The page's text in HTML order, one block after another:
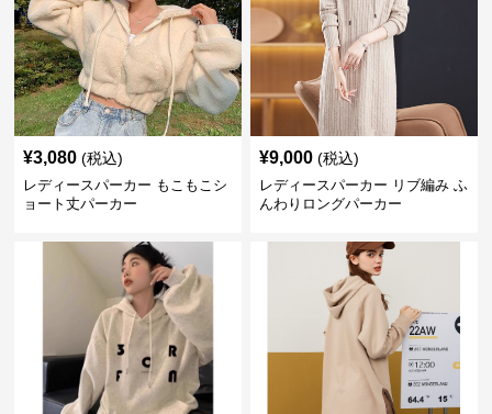
¥3,080 (税込)
レディースパーカー もこもこシ
ョート丈パーカー
¥9,000 (税込)
レディースパーカー リブ編み ふ
んわりロングパーカー